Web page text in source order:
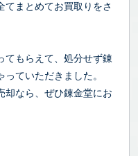
てまとめてお買取りをさ
てもらえて、処分せず錬
ていただきました。
却なら、ぜひ錬金堂にお